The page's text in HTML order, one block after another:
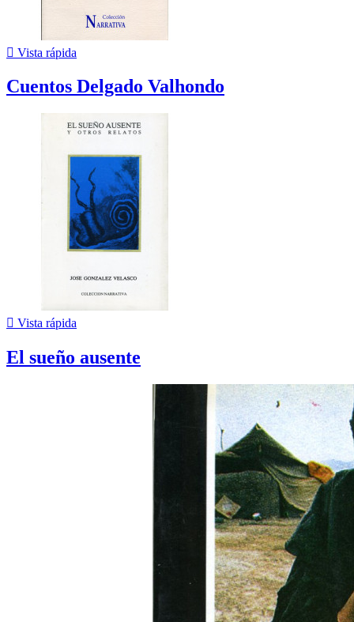
 Vista rápida
Cuentos Delgado Valhondo
 Vista rápida
El sueño ausente